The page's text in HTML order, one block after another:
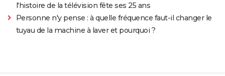
l'histoire de la télévision fête ses 25 ans
Personne n'y pense : à quelle fréquence faut-il changer le
tuyau de la machine à laver et pourquoi ?